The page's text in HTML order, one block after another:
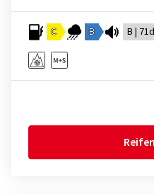
C B B |